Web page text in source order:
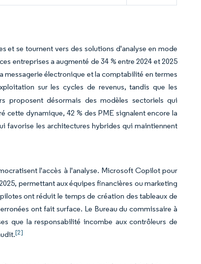
et se tournent vers des solutions d'analyse en mode
entreprises a augmenté de 34 % entre 2024 et 2025
électronique et la comptabilité en termes
sur les cycles de revenus, tandis que les
proposent désormais des modèles sectoriels qui
cette dynamique, 42 % des PME signalent encore la
favorise les architectures hybrides qui maintiennent
l'accès à l'analyse. Microsoft Copilot pour
permettant aux équipes financières ou marketing
ont réduit le temps de création des tableaux de
ont fait surface. Le Bureau du commissaire à
que la responsabilité incombe aux contrôleurs de
[2]